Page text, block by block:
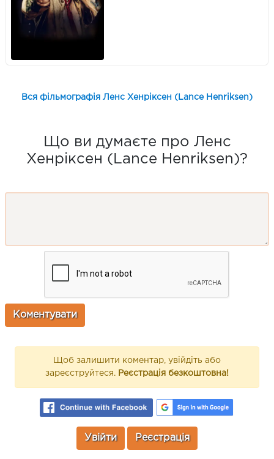
Вся фільмографія Ленс Хенріксен (Lance Henriksen)
Що ви думаєте про Ленс
Хенріксен (Lance Henriksen)?
Щоб залишити коментар, увійдіть або
зареєструйтеся. Реєстрація безкоштовна!
Увійти Реєстрація